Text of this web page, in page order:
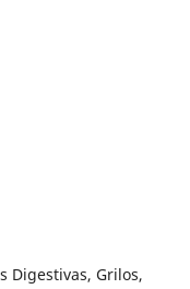
Digestivas, Grilos,